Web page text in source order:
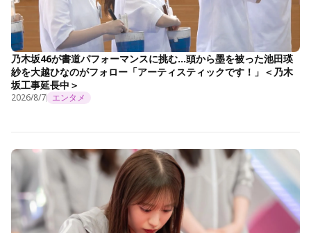
乃木坂46が書道パフォーマンスに挑む…頭から墨を被った池田瑛
紗を大越ひなのがフォロー「アーティスティックです！」＜乃木
坂工事延長中＞
2026/8/7 エンタメ